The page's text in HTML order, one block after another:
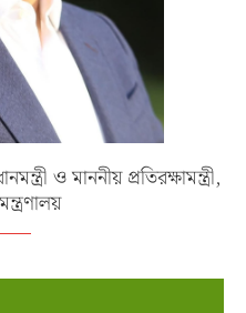
ও মাননীয় প্রতিরক্ষামন্ত্রী,